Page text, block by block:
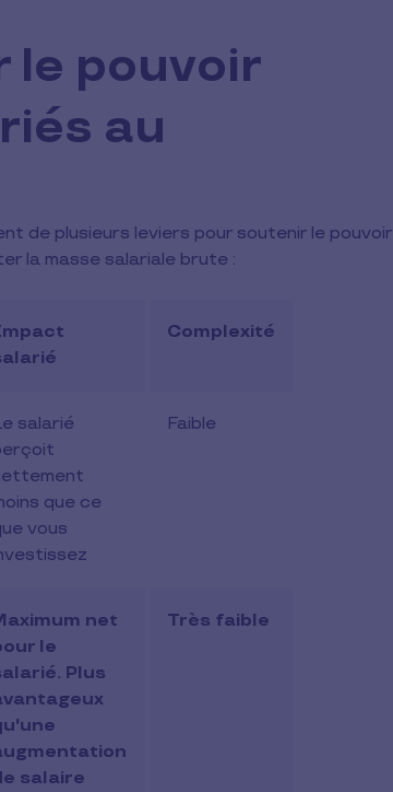
le pouvoir
au
de plusieurs leviers pour soutenir le pouvoir
la masse salariale brute :
Complexité
salarié
que ce
vous
Faible
net
le
Plus
salaire
Très faible